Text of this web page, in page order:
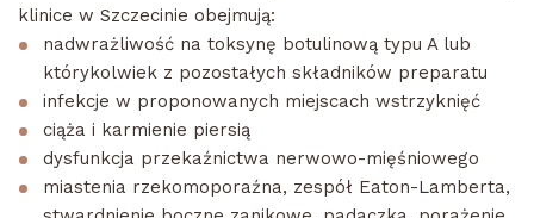
klinice w Szczecinie obejmują:
nadwrażliwość na toksynę botulinową typu A lub
którykolwiek z pozostałych składników preparatu
infekcje w proponowanych miejscach wstrzyknięć
ciąża i karmienie piersią
dysfunkcja przekaźnictwa nerwowo-mięśniowego
miastenia rzekomoporaźna, zespół Eaton-Lamberta,